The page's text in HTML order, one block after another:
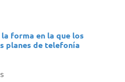
forma en la que los
planes de telefonía